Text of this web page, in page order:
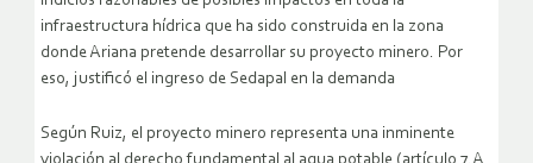
infraestructura hídrica que ha sido construida en la zona
donde Ariana pretende desarrollar su proyecto minero. Por
eso, justificó el ingreso de Sedapal en la demanda
Según Ruiz, el proyecto minero representa una inminente